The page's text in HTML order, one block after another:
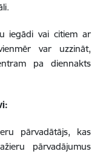
iegādi vai citiem ar
var uzzināt,
pa diennakts
pārvadātājs, kas
pārvadājumus